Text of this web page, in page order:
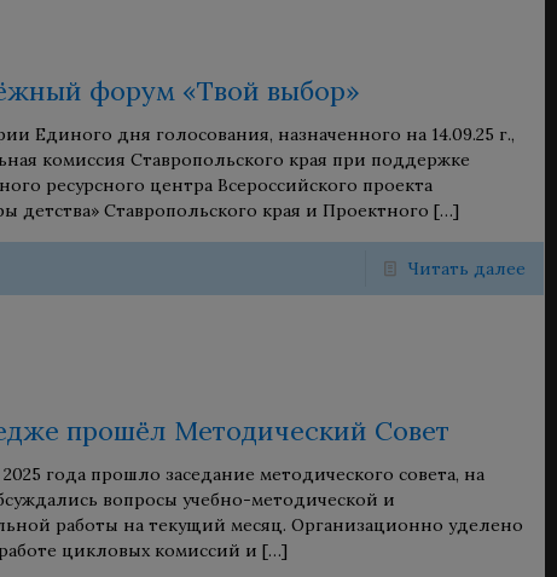
форум «Твой выбор»
Единого дня голосования, назначенного на 14.09.25 г.,
комиссия Ставропольского края при поддержке
ресурсного центра Всероссийского проекта
детства» Ставропольского края и Проектного […]
Читать далее
прошёл Методический Совет
года прошло заседание методического совета, на
вопросы учебно-методической и
работы на текущий месяц. Организационно уделено
цикловых комиссий и […]